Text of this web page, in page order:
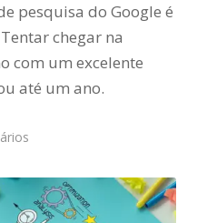
pesquisa do Google é
chegar na
com um excelente
até um ano.